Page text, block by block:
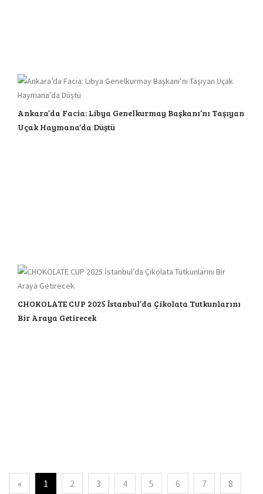
Ankara’da Facia: Libya Genelkurmay Başkanı’nı Taşıyan
Uçak Haymana’da Düştü
CHOKOLATE CUP 2025 İstanbul’da Çikolata Tutkunlarını
Bir Araya Getirecek
« 1 2 3 4 5 6 7 8